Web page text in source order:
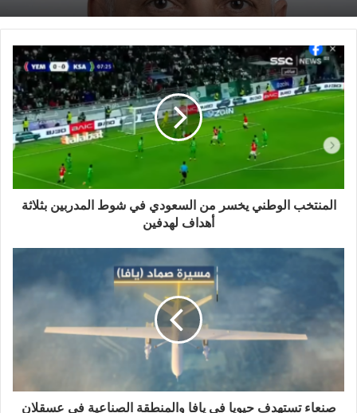
المنتخب الوطني يخسر من السعودي في شوط المدربين بثلاثة
أهداف لهدفين
صنعاء تستهدف حيويا في يافا والمنطقة الصناعية في عسقلان